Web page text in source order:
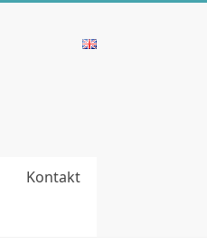
Kontakt